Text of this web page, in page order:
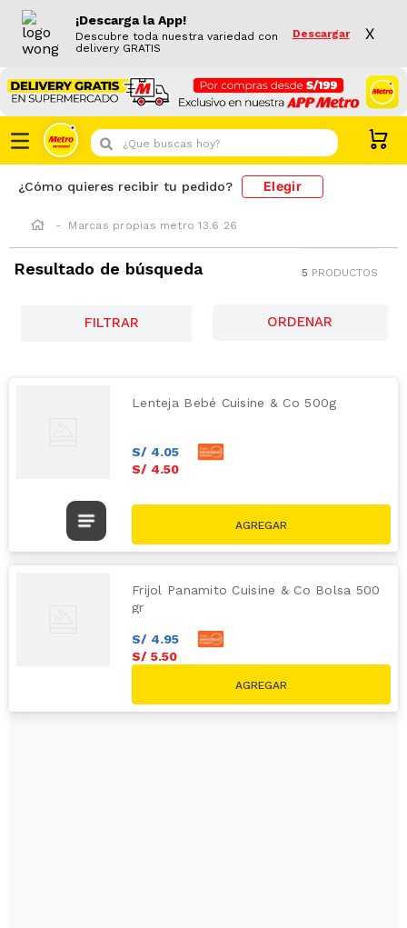
¡Descarga la App!
Descubre toda nuestra variedad con
delivery GRATIS
Descargar X
¿Que buscas hoy?
¿Cómo quieres recibir tu pedido? Elegir
Marcas propias metro 13.6 26
Resultado de búsqueda 5 PRODUCTOS
FILTRAR
Lenteja Bebé Cuisine & Co 500g
S/ 4.05
S/ 4.50
Frijol Panamito Cuisine & Co Bolsa 500
gr
S/ 4.95
S/ 5.50